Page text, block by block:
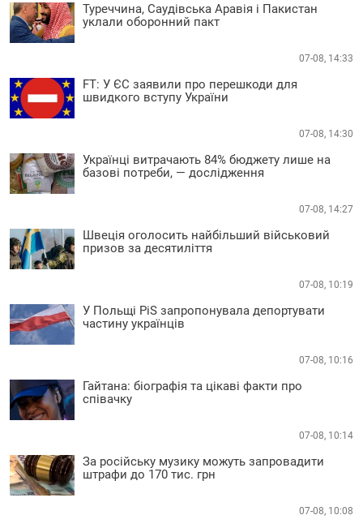
Туреччина, Саудівська Аравія і Пакистан
уклали оборонний пакт
07-08, 14:33
FT: У ЄС заявили про перешкоди для
швидкого вступу України
07-08, 14:30
Українці витрачають 84% бюджету лише на
базові потреби, — дослідження
07-08, 14:27
Швеція оголосить найбільший військовий
призов за десятиліття
07-08, 10:19
У Польщі PiS запропонувала депортувати
частину українців
07-08, 10:16
Гайтана: біографія та цікаві факти про
співачку
07-08, 10:14
За російську музику можуть запровадити
штрафи до 170 тис. грн
07-08, 10:08